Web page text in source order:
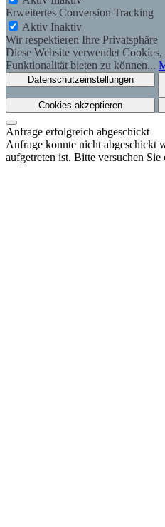
Erweitertes Conversion Tracking
Aktiv Inaktiv
Wir respektieren Ihre Privatsphäre
Diese Website verwendet
Funktionalität bieten zu können...
Datenschutzeinstellungen
Cookies akzeptieren
Anfrage erfolgreich abgeschickt
Anfrage konnte nicht abgeschickt
aufgetreten ist. Bitte versuchen Sie